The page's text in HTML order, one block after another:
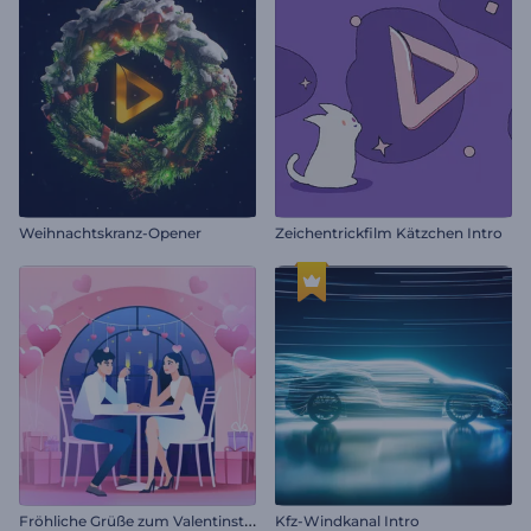
Weihnachtskranz-Opener Zeichentrickfilm Kätzchen Intro
F
röhliche Grüße zum Valentinstag Kfz-Windkanal Intro